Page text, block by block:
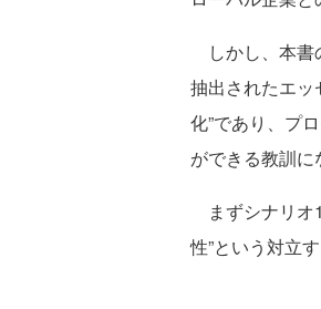
しかし、本書
抽出されたエッ
化”であり、プ
ができる教訓に
まずシナリオ
性”という対立